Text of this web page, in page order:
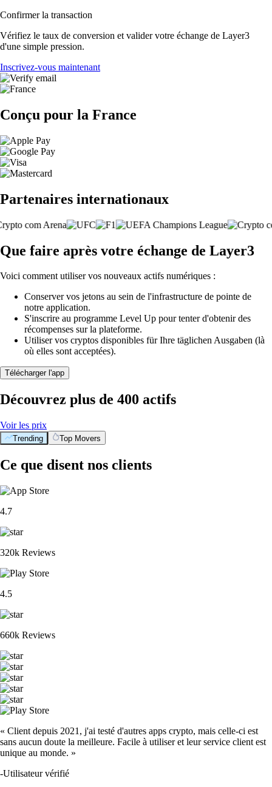
Confirmer la transaction
Vérifiez le taux de conversion et valider votre échange de Layer3
d'une simple pression.
Inscrivez-vous maintenant
Conçu pour la France
Partenaires internationaux
Que faire après votre échange de Layer3
Voici comment utiliser vos nouveaux actifs numériques :
Conserver vos jetons au sein de l'infrastructure de pointe de
notre application.
S'inscrire au programme Level Up pour tenter d'obtenir des
récompenses sur la plateforme.
Utiliser vos cryptos disponibles für Ihre täglichen Ausgaben (là
où elles sont acceptées).
Télécharger l'app
Découvrez plus de 400 actifs
Voir les prix
Trending Top Movers
Ce que disent nos clients
4.7
320k Reviews
4.5
660k Reviews
« Client depuis 2021, j'ai testé d'autres apps crypto, mais celle-ci est
sans aucun doute la meilleure. Facile à utiliser et leur service client est
unique au monde. »
-Utilisateur vérifié